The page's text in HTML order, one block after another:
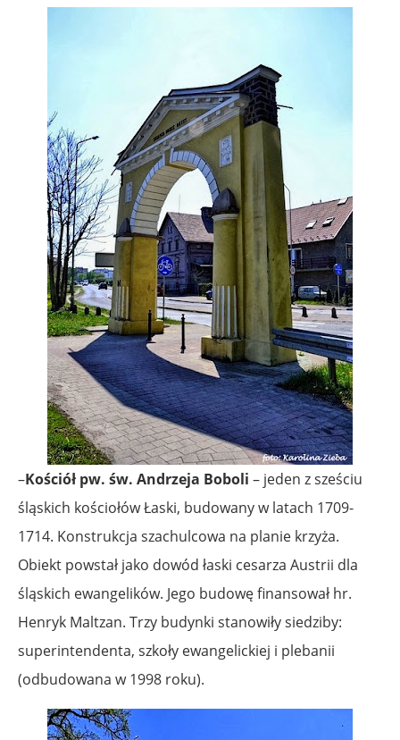
–Kościół pw. św. Andrzeja Boboli – jeden z sześciu
śląskich kościołów Łaski, budowany w latach 1709-
1714. Konstrukcja szachulcowa na planie krzyża.
Obiekt powstał jako dowód łaski cesarza Austrii dla
śląskich ewangelików. Jego budowę finansował hr.
Henryk Maltzan. Trzy budynki stanowiły siedziby:
superintendenta, szkoły ewangelickiej i plebanii
(odbudowana w 1998 roku).